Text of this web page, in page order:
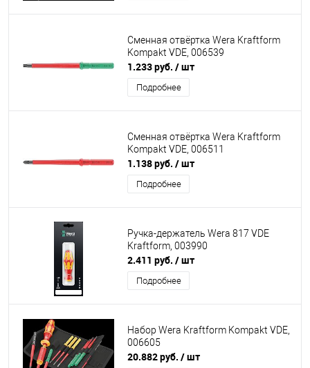
Сменная отвёртка Wera Kraftform
Kompakt VDE, 006539
1.233 руб. / шт
Подробнее
Сменная отвёртка Wera Kraftform
Kompakt VDE, 006511
1.138 руб. / шт
Подробнее
Ручка-держатель Wera 817 VDE
Kraftform, 003990
2.411 руб. / шт
Подробнее
Набор Wera Kraftform Kompakt VDE,
006605
20.882 руб. / шт